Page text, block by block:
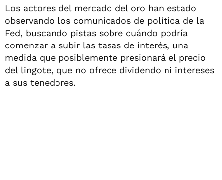
Los actores del mercado del oro han estado
observando los comunicados de política de la
Fed, buscando pistas sobre cuándo podría
comenzar a subir las tasas de interés, una
medida que posiblemente presionará el precio
del lingote, que no ofrece dividendo ni intereses
a sus tenedores.